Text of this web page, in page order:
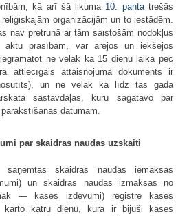
kā arī šā likuma 10. pantatrešās
organizācijām un to iestādēm.
nav pretrunā ar tām saistošām nodokļus
aktu prasībām, var ārējos un iekšējos
ne vēlāk kā 15 dienu laikā pēc
attiecīgais attaisnojuma dokuments ir
un ne vēlāk kā līdz tās gada
sastāvdaļas, kuru sagatavo par
datumam.
par skaidras naudas uzskaiti
skaidras naudas iemaksas
un skaidras naudas izmaksas no
— kases izdevumi) reģistrē kases
kārto katru dienu, kurā ir bijuši kases